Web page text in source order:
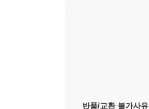
반품/교환 불가사유